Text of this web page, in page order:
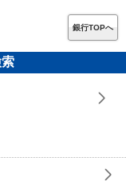
銀行TOPへ